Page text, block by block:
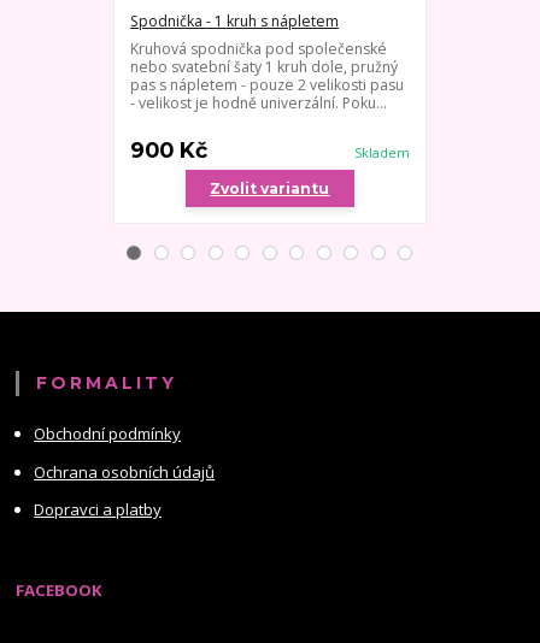
Spodnička - 1 kruh s nápletem
Kruhová spodnička pod společenské
nebo svatební šaty 1 kruh dole, pružný
pas s nápletem - pouze 2 velikosti pasu
- velikost je hodně univerzální. Poku...
900 Kč Skladem
Zvolit variantu
FORMALITY
Obchodní podmínky
Ochrana osobních údajů
Dopravci a platby
FACEBOOK